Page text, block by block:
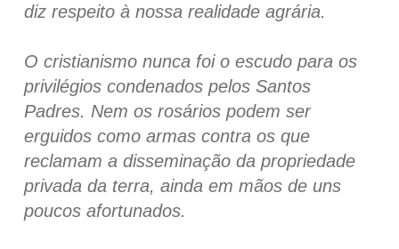
diz respeito à nossa realidade agrária.
O cristianismo nunca foi o escudo para os
privilégios condenados pelos Santos
Padres. Nem os rosários podem ser
erguidos como armas contra os que
reclamam a disseminação da propriedade
privada da terra, ainda em mãos de uns
poucos afortunados.